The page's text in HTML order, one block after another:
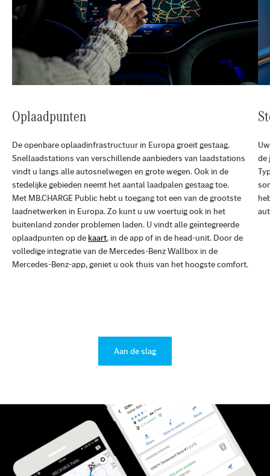
Oplaadpunten
De openbare oplaadinfrastructuur in Europa groeit gestaag.
Snellaadstations van verschillende aanbieders van laadstations
vindt u langs alle autosnelwegen en grote wegen. Ook in de
stedelijke gebieden neemt het aantal laadpalen gestaag toe.
Met MB.CHARGE Public hebt u toegang tot een van de grootste
laadnetwerken in Europa. Zo kunt u uw voertuig ook in het
buitenland zonder problemen laden. U vindt alle geïntegreerde
oplaadpunten op de kaart, in de app of in de head-unit. Door de
volledige integratie van de Mercedes-Benz Wallbox in de
Mercedes-Benz-app, geniet u ook thuis van het hoogste comfort.
de
Aan de slag